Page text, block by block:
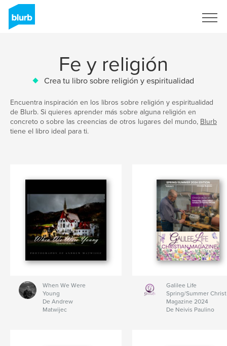
Fe y religión
Crea tu libro sobre religión y espiritualidad
Encuentra inspiración en los libros sobre religión y espiritualidad
de Blurb. Si quieres aprender más sobre alguna religión en
concreto o sobre las creencias de otros lugares del mundo, Blurb
tiene el libro ideal para ti.
When We Were
Young
De Andrew
Matwijec
Galilee Life
Spring/Summer
Magazine 2024
De Neivis Paulino